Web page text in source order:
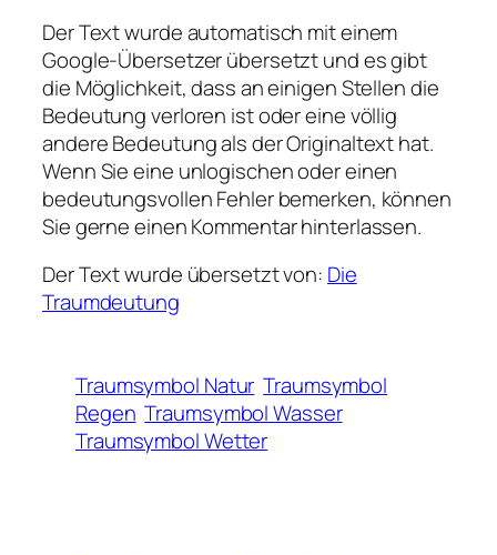
Der Text wurde automatisch mit einem
Google-Übersetzer übersetzt und es gibt
die Möglichkeit, dass an einigen Stellen die
Bedeutung verloren ist oder eine völlig
andere Bedeutung als der Originaltext hat.
Wenn Sie eine unlogischen oder einen
bedeutungsvollen Fehler bemerken, können
Sie gerne einen Kommentar hinterlassen.
Der Text wurde übersetzt von: Die
Traumdeutung
Traumsymbol Natur Traumsymbol
Regen Traumsymbol Wasser
Traumsymbol Wetter